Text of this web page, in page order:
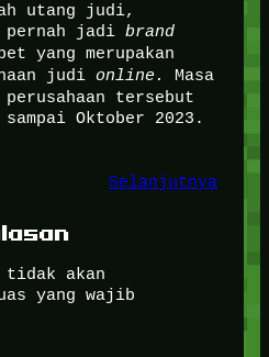
utang judi,
jadi brand
yang merupakan
judi online.
Masa
tersebut
Oktober 2023.
Selanjutnya
tidak akan
yang wajib